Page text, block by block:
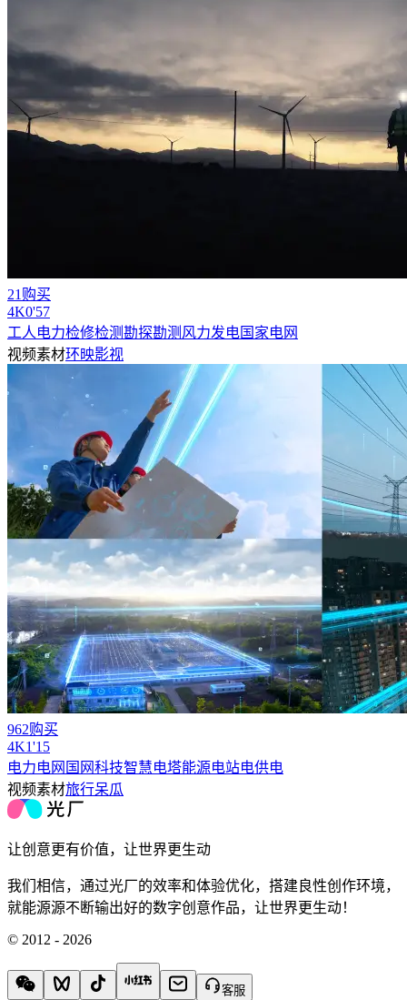
21购买
4K0'57
工人电力检修检测勘探勘测风力发电国家电网
视频素材环映影视
962购买
4K1'15
电力电网国网科技智慧电塔能源电站电供电
视频素材旅行呆瓜
让创意更有价值，让世界更生动
我们相信，通过光厂的效率和体验优化，搭建良性创作环境，
就能源源不断输出好的数字创意作品，让世界更生动！
© 2012 - 2026
客服